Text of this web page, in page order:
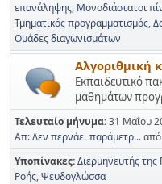
επανάληψης Μονοδιάστατοι
Τμηματικός προγραμματισμός
Ομάδες διαγωνισμάτων
Αλγοριθμική
Εκπαιδευτικό
μαθημάτων
Τελευταίο μήνυμα:31 Μαΐου
Απ: Δεν περνάει παράμετρ...από
Υποπίνακες Διερμηνευτής
Ροής Ψευδογλώσσα